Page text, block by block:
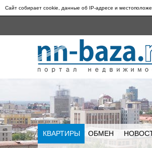
Сайт собирает cookie, данные об IP-адресе и
КВАРТИРЫ ОБМЕН